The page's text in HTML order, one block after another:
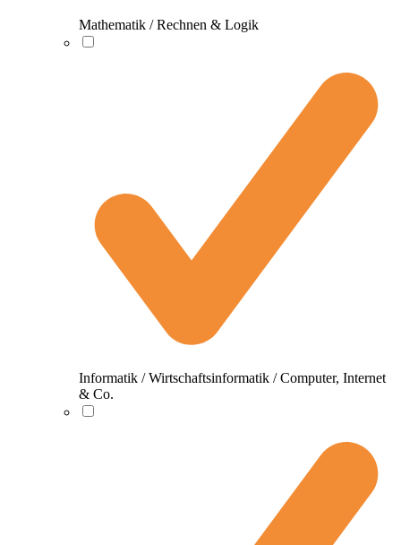
Mathematik / Rechnen & Logik
Informatik / Wirtschaftsinformatik / Computer, Internet
& Co.